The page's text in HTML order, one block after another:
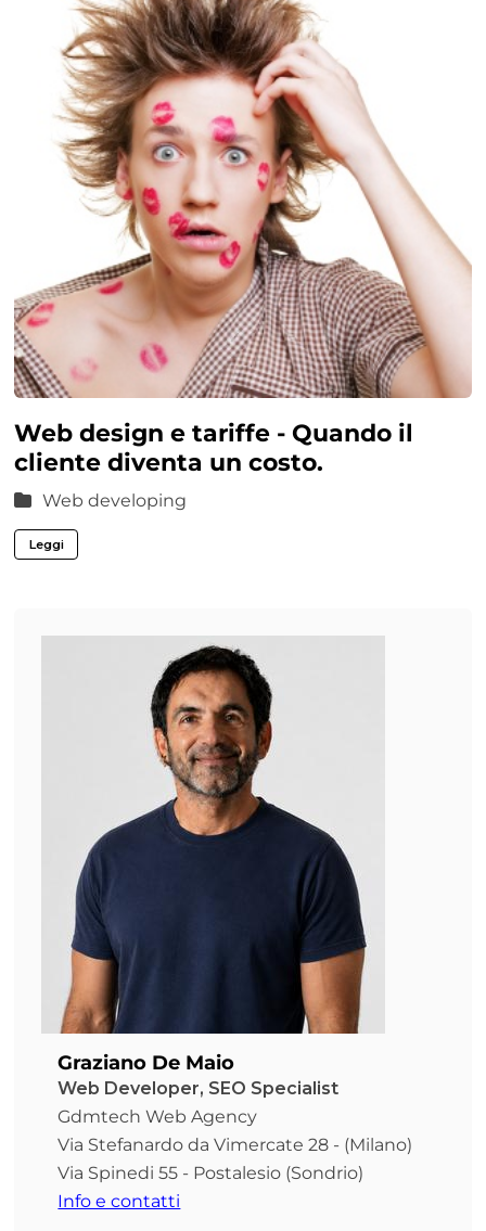
Web design e tariffe - Quando il
cliente diventa un costo.
Web developing
Leggi
Graziano De Maio
Web Developer, SEO Specialist
Gdmtech Web Agency
Via Stefanardo da Vimercate 28 - (Milano)
Via Spinedi 55 - Postalesio (Sondrio)
Info e contatti